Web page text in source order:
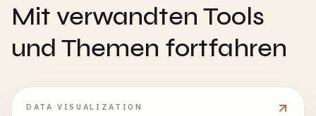
Mit verwandten Tools
und Themen fortfahren
DATA VISUALIZATION